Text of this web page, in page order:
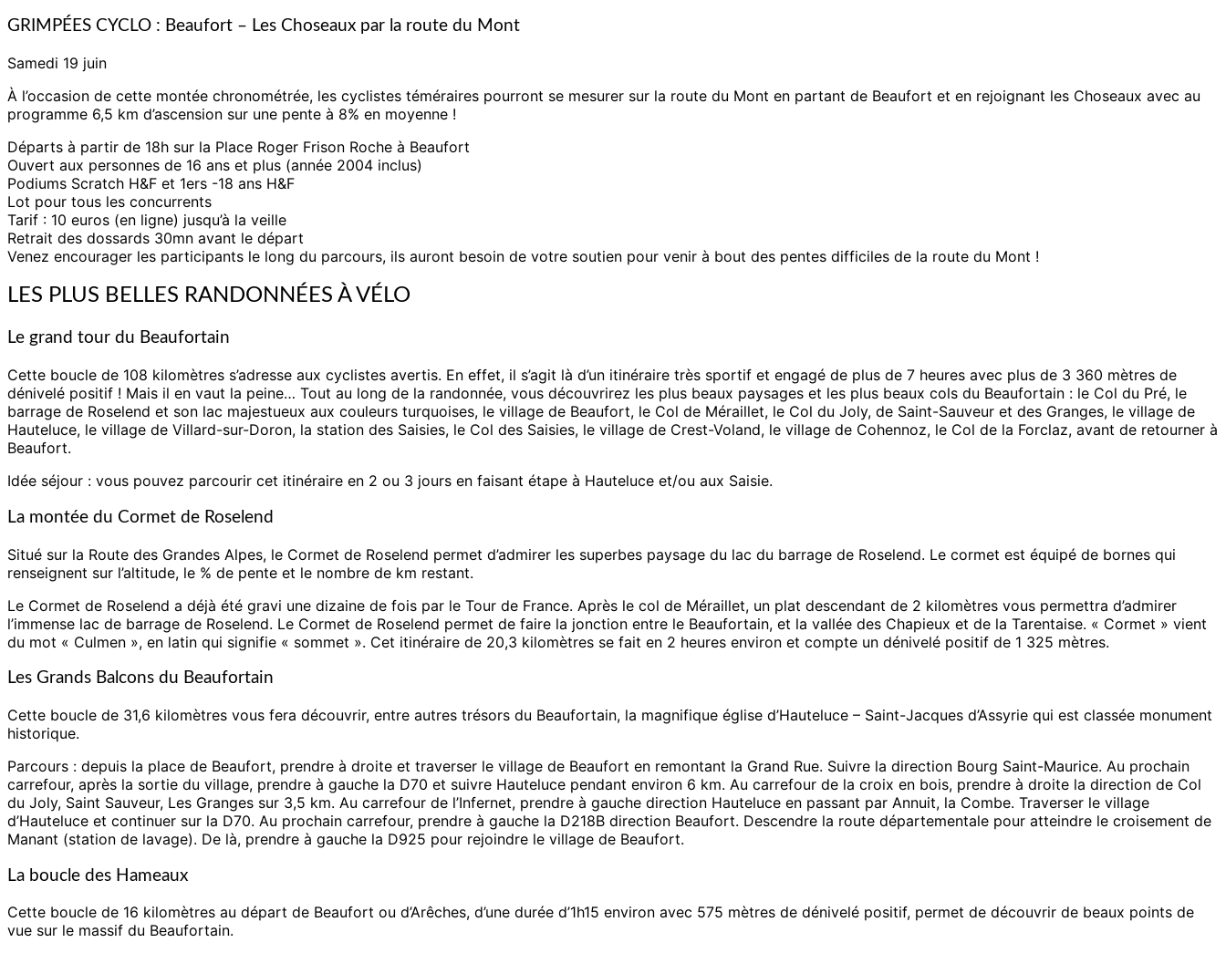
GRIMPÉES CYCLO : Beaufort – Les Choseaux par la route du Mont
Samedi 19 juin
À l’occasion de cette montée chronométrée, les cyclistes téméraires pourront se mesurer sur la route du Mont en partant de Beaufort et en rejoignant les Choseaux avec au
programme 6,5 km d’ascension sur une pente à 8% en moyenne !
Départs à partir de 18h sur la Place Roger Frison Roche à Beaufort
Ouvert aux personnes de 16 ans et plus (année 2004 inclus)
Podiums Scratch H&F et 1ers -18 ans H&F
Lot pour tous les concurrents
Tarif : 10 euros (en ligne) jusqu’à la veille
Retrait des dossards 30mn avant le départ
Venez encourager les participants le long du parcours, ils auront besoin de votre soutien pour venir à bout des pentes difficiles de la route du Mont !
LES PLUS BELLES RANDONNÉES À VÉLO
Le grand tour du Beaufortain
Cette boucle de 108 kilomètres s’adresse aux cyclistes avertis. En effet, il s’agit là d’un itinéraire très sportif et engagé de plus de 7 heures avec plus de 3 360 mètres de
dénivelé positif ! Mais il en vaut la peine… Tout au long de la randonnée, vous découvrirez les plus beaux paysages et les plus beaux cols du Beaufortain : le Col du Pré, le
barrage de Roselend et son lac majestueux aux couleurs turquoises, le village de Beaufort, le Col de Méraillet, le Col du Joly, de Saint-Sauveur et des Granges, le village de
Hauteluce, le village de Villard-sur-Doron, la station des Saisies, le Col des Saisies, le village de Crest-Voland, le village de Cohennoz, le Col de la Forclaz, avant de retourner à
Beaufort.
Idée séjour : vous pouvez parcourir cet itinéraire en 2 ou 3 jours en faisant étape à Hauteluce et/ou aux Saisie.
La montée du Cormet de Roselend
Situé sur la Route des Grandes Alpes, le Cormet de Roselend permet d’admirer les superbes paysage du lac du barrage de Roselend. Le cormet est équipé de bornes qui
renseignent sur l’altitude, le % de pente et le nombre de km restant.
Le Cormet de Roselend a déjà été gravi une dizaine de fois par le Tour de France. Après le col de Méraillet, un plat descendant de 2 kilomètres vous permettra d’admirer
l’immense lac de barrage de Roselend. Le Cormet de Roselend permet de faire la jonction entre le Beaufortain, et la vallée des Chapieux et de la Tarentaise. « Cormet » vient
du mot « Culmen », en latin qui signifie « sommet ». Cet itinéraire de 20,3 kilomètres se fait en 2 heures environ et compte un dénivelé positif de 1 325 mètres.
Les Grands Balcons du Beaufortain
Cette boucle de 31,6 kilomètres vous fera découvrir, entre autres trésors du Beaufortain, la magnifique église d’Hauteluce – Saint-Jacques d’Assyrie qui est classée monument
historique.
Parcours : depuis la place de Beaufort, prendre à droite et traverser le village de Beaufort en remontant la Grand Rue. Suivre la direction Bourg Saint-Maurice. Au prochain
carrefour, après la sortie du village, prendre à gauche la D70 et suivre Hauteluce pendant environ 6 km. Au carrefour de la croix en bois, prendre à droite la direction de Col
du Joly, Saint Sauveur, Les Granges sur 3,5 km. Au carrefour de l’Infernet, prendre à gauche direction Hauteluce en passant par Annuit, la Combe. Traverser le village
d’Hauteluce et continuer sur la D70. Au prochain carrefour, prendre à gauche la D218B direction Beaufort. Descendre la route départementale pour atteindre le croisement de
Manant (station de lavage). De là, prendre à gauche la D925 pour rejoindre le village de Beaufort.
La boucle des Hameaux
Cette boucle de 16 kilomètres au départ de Beaufort ou d’Arêches, d’une durée d’1h15 environ avec 575 mètres de dénivelé positif, permet de découvrir de beaux points de
vue sur le massif du Beaufortain.